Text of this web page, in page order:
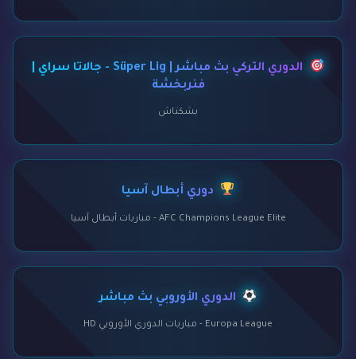
الدوري التركي بث مباشر | Süper Lig - جالاتا سراي |
فنربخشة
بشكتاش
دوري أبطال آسيا
AFC Champions League Elite - مباريات أبطال آسيا
الدوري الأوروبي بث مباشر
Europa League - مباريات الدوري الأوروبي HD